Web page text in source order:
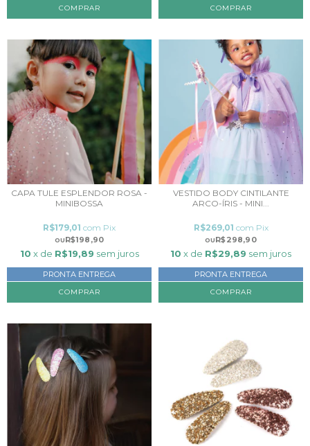
COMPRAR
CAPA TULE ESPLENDOR ROSA -
MINIBOSSA
R$198,90
R$179,01 com Pix
10 x de R$19,89 sem juros
PRONTA ENTREGA
COMPRAR
VESTIDO BODY CINTILANTE
ARCO-ÍRIS - MINI...
R$298,90
R$269,01 com Pix
10 x de R$29,89 sem juros
PRONTA ENTREGA
COMPRAR